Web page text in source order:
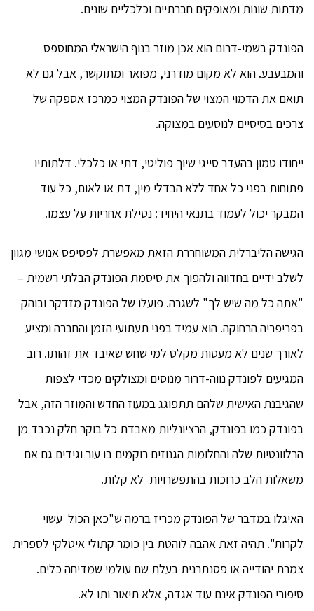
מדתות שונות ומאופקים חברתיים וכלכליים שונים.
הפונדק בשמי-דרום הוא אכן מוזר בנוף הישראלי המחוספס
והמבעבע. הוא לא מקום מודרני, מפואר ומתוקשר, אבל גם לא
תואם את הדמוי המצוי של הפונדק המצוי כמרכז אספקה של
צרכים בסיסיים לנוסעים במצוקה.
ייחודו טמון בהעדר סייגי שיוך פוליטי, דתי או כלכלי. דלתותיו
פתוחות בפני כל אחד ללא הבדלי מין, דת או לאום, כל עוד
המבקר יכול לעמוד בתנאי היחיד: נטילת אחריות על עצמו.
הגישה הליברלית המשוחררת הזאת מאפשרת לפסיפס אנושי מגוון
לשלב ידיים בחדווה ולהפוך את סיסמת הפונדק הבלתי רשמית –
"אתה כל מה שיש לך" לשגרה. פועלו של הפונדק מזדקר ובוהק
בפריפריה הרחוקה. הוא עמיד בפני תעתועי הזמן והחברה ומציע
לאורך שנים לא מעטות מקלט למי שחש שאיבד את זהותו. רוב
המגיעים לפונדק נווה-דרור מנוסים ומצולקים מכדי לצפות
שהגיבנת האישית שלהם תתפוגג במעוז החדש והמוזר הזה, אבל
בפונדק כמו בפונדק, הרציונליות מאבדת כל בוקר חלק נכבד מן
הרלוונטיות שלה והחלומות הגנוזים רוקמים בו עור וגידים גם אם
משאלות הלב כרוכות בהתפשרויות לא קלות.
האיגלו במדבר של הפונדק מכריז ברמה ש"כאן הכול עשוי
לקרות". תהיה זאת אהבה לוהטת בין כומר קתולי איטלקי לספרית
צמרת יהודייה או פסנתרנית בעלת שם עולמי שמדיחה כלים.
סיפורי הפונדק אינם עוד אגדה, אלא תיאור ותו לא.